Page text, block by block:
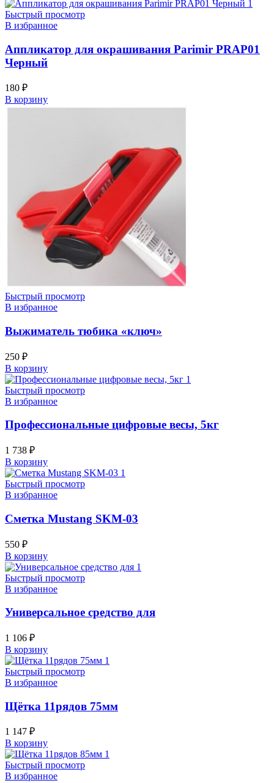
Быстрый просмотр
В избранное
Аппликатор для окрашивания Parimir PRAP01
Черный
180 ₽
В корзину
Быстрый просмотр
В избранное
Выжиматель тюбика «ключ»
250 ₽
В корзину
Быстрый просмотр
В избранное
Профессиональные цифровые весы, 5кг
1 738 ₽
В корзину
Быстрый просмотр
В избранное
Сметка Mustang SKM-03
550 ₽
В корзину
Быстрый просмотр
В избранное
Универсальное средство для
1 106 ₽
В корзину
Быстрый просмотр
В избранное
Щётка 11рядов 75мм
1 147 ₽
В корзину
Быстрый просмотр
В избранное